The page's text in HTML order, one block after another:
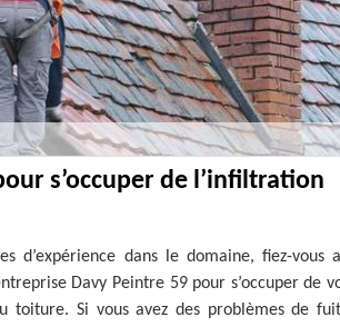
s’occuper de l’infiltration
d’expérience dans le domaine, fiez-vous
Davy Peintre 59 pour s’occuper de
toiture. Si vous avez des problèmes de